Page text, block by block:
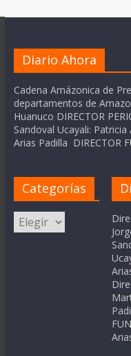
Diario Ahora
Cadena Amázonica de
departamentos de
Huanuco DIRECTOR
Sandoval Ucayali:
Arias Padilla DIRECTOR
Categorías
Categorías